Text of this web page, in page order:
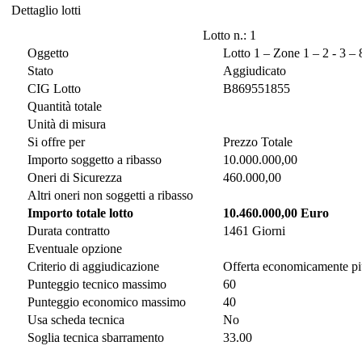
Dettaglio lotti
Lotto n.: 1
Oggetto
Lotto 1 – Zone 1 – 2 - 3 –
Stato
Aggiudicato
CIG Lotto
B869551855
Quantità totale
Unità di misura
Si offre per
Prezzo Totale
Importo soggetto a ribasso
10.000.000,00
Oneri di Sicurezza
460.000,00
Altri oneri non soggetti a ribasso
Importo totale lotto
10.460.000,00 Euro
Durata contratto
1461 Giorni
Eventuale opzione
Criterio di aggiudicazione
Offerta economicamente
Punteggio tecnico massimo
60
Punteggio economico massimo
40
Usa scheda tecnica
No
Soglia tecnica sbarramento
33.00